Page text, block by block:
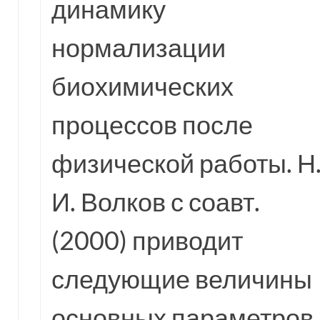
динамику
нормализации
биохимических
процессов после
физической работы.
И. Волков с соавт.
(2000) приводит
следующие величины